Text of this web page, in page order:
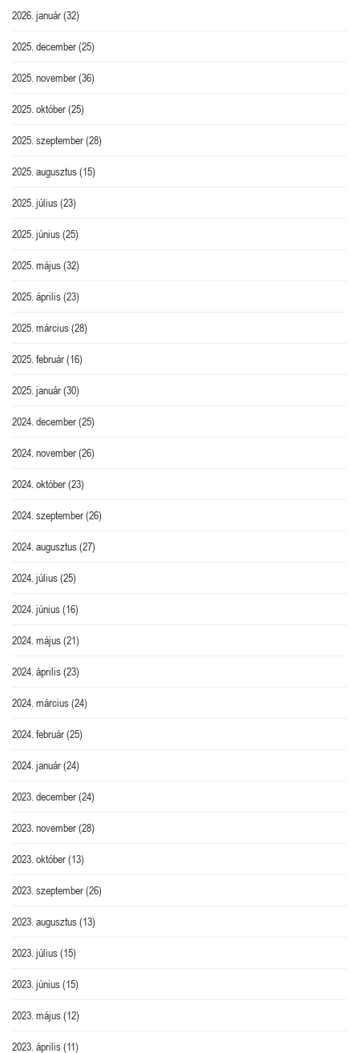
2026. január(32)
2025. december(25)
2025. november(36)
2025. október(25)
2025. szeptember(28)
2025. augusztus(15)
2025. július(23)
2025. június(25)
2025. május(32)
2025. április(23)
2025. március(28)
2025. február(16)
2025. január(30)
2024. december(25)
2024. november(26)
2024. október(23)
2024. szeptember(26)
2024. augusztus(27)
2024. július(25)
2024. június(16)
2024. május(21)
2024. április(23)
2024. március(24)
2024. február(25)
2024. január(24)
2023. december(24)
2023. november(28)
2023. október(13)
2023. szeptember(26)
2023. augusztus(13)
2023. július(15)
2023. június(15)
2023. május(12)
2023. április(11)